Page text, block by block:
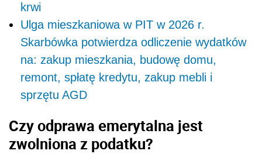
krwi
Ulga mieszkaniowa w PIT w 2026 r.
Skarbówka potwierdza odliczenie wydatków
na: zakup mieszkania, budowę domu,
remont, spłatę kredytu, zakup mebli i
sprzętu AGD
Czy odprawa emerytalna jest
zwolniona z podatku?